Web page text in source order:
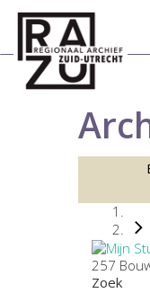
257
Zoek